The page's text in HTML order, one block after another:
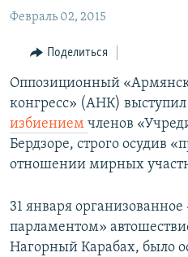
основной
навигации
Перейти
поиску
ЭКОНОМИКА
РЕГИОН
НАГОРНЫЙ КАРАБАХ
КУЛЬТУРА
СПОРТ
АРХИВ
Հայերեն
English
Февраль 02, 2015
Поделиться
Оппозиционный
конгресс» (АНК) выступил
избиением членов
Бердзоре, строго осудив
отношении мирных
31 января
парламентом»
Нагорный Карабах, было